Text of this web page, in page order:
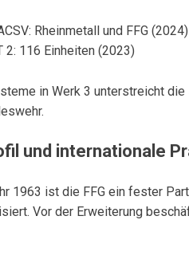
Rheinmetall und FFG (2024)
2: 116 Einheiten (2023)
in Werk 3 unterstreicht
und internationale
1963 ist die FFG ein fester
Vor der Erweiterung